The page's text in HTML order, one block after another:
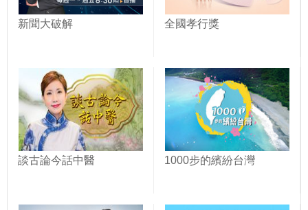
新聞大破解 全國孝行獎
談古論今話中醫 1000步的繽紛台灣